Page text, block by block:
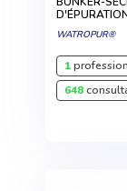
WATROPUR®
1
648